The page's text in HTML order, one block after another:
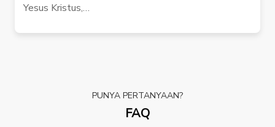
Yesus Kristus,…
PUNYA PERTANYAAN?
FAQ